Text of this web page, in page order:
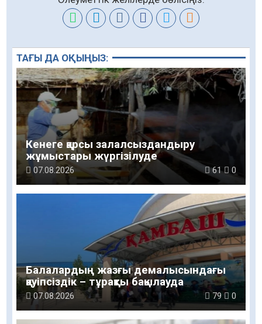
ТАҒЫ ДА ОҚЫҢЫЗ:
Кенеге қарсы залалсыздандыру
жұмыстары жүргізілуде
07.08.2026 61 0
Балалардың жазғы демалысындағы
қауіпсіздік – тұрақты бақылауда
07.08.2026 79 0